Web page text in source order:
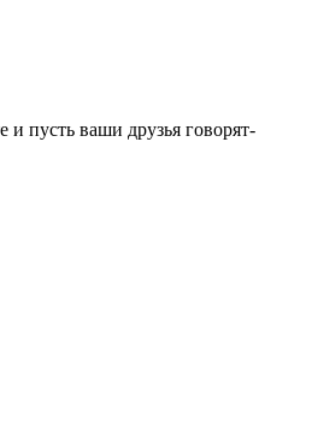
и пусть ваши друзья говорят-